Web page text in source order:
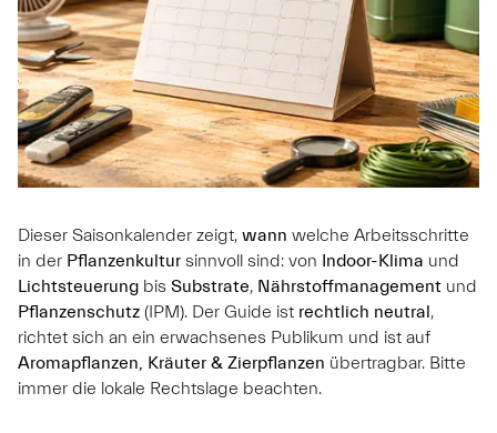
Dieser Saisonkalender zeigt, wann welche Arbeitsschritte
in der Pflanzenkultur sinnvoll sind: von Indoor-Klima und
Lichtsteuerung bis Substrate, Nährstoffmanagement und
Pflanzenschutz (IPM). Der Guide ist rechtlich neutral,
richtet sich an ein erwachsenes Publikum und ist auf
Aromapflanzen, Kräuter & Zierpflanzen übertragbar. Bitte
immer die lokale Rechtslage beachten.